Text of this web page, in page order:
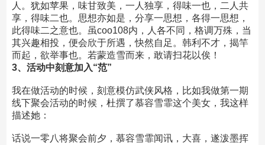
人。犹如苹果，味甘致美，一人独享，得味一也，二人共
享，得味二也。思想亦如是，分享一思想，各得一思想，
此得味二之意也。虽coo108内，人各不同，格调万殊，当
其兴趣相投，便会欣于所遇，快然自足。韩利不才，揭竿
而起，欲举事也。若蒙造雪而来，敢请扫花以俟！
3、活动中刻意加入“范”
我在做活动的时候，刻意模仿武侠风格，比如我做第一期
线下聚会活动的时候，杜撰了慕容雪霏这个美女，我这样
描述她：
话说一零八将聚会前夕，慕容雪霏闻讯，大喜，遂泼墨挥